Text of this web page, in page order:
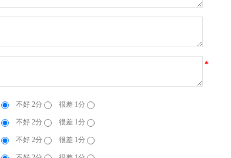
*
不好 2分 很差 1分
不好 2分 很差 1分
不好 2分 很差 1分